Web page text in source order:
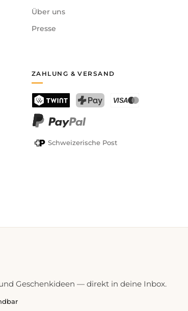
Über uns
Presse
ZAHLUNG & VERSAND
TWINT
Schweizerische Post
Geschenkideen — direkt in deine Inbox.